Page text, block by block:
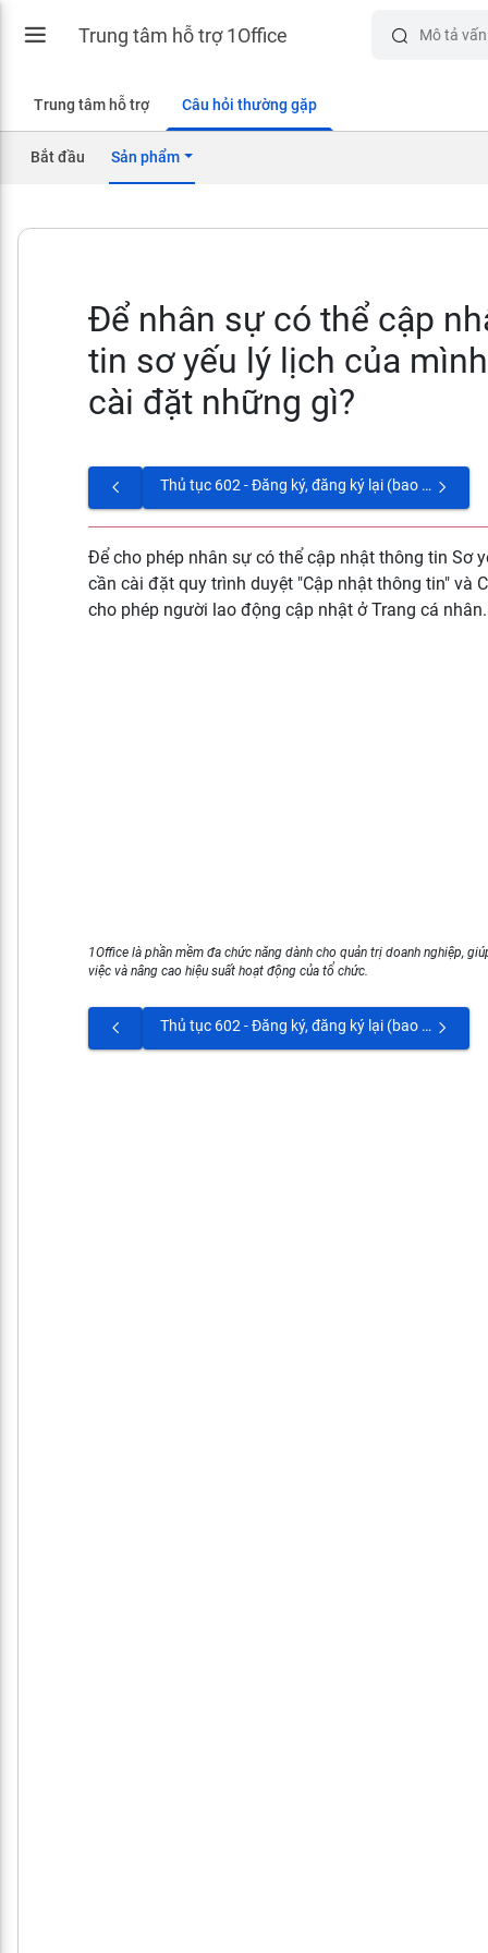
Trung tâm hỗ trợ 1Office
Trung tâm hỗ trợ Câu hỏi thường gặp
Bắt đầu Sản phẩm
Để nhân sự có thể cập
tin sơ yếu lý lịch của
cài đặt những gì?
Thủ tục 602 - Đăng ký, đăng ký lại (bao gồm cả đóng bù cho thời gian chưa đóng), điều chỉnh phương thức đóng, căn cứ đóng BHXH tự nguyện
Để cho phép nhân sự có thể cập nhật thông tin Sơ
cần cài đặt quy trình duyệt "Cập nhật thông tin" và
cho phép người lao động cập nhật ở Trang cá nhân.
1Office là phần mềm đa chức năng dành cho quản trị doanh nghiệp,
việc và nâng cao hiệu suất hoạt động của tổ chức.
Thủ tục 602 - Đăng ký, đăng ký lại (bao gồm cả đóng bù cho thời gian chưa đóng), điều chỉnh phương thức đóng, căn cứ đóng BHXH tự nguyện